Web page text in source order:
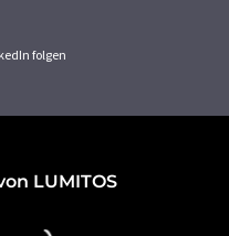
folgen
LUMITOS